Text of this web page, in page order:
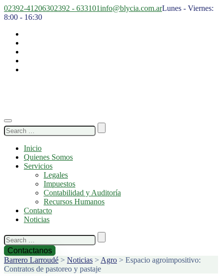
02392-41206302392 - 633101info@blycia.com.arLunes - Viernes:
8:00 - 16:30
Search
for:
Inicio
Quienes Somos
Servicios
Legales
Impuestos
Contabilidad y Auditoría
Recursos Humanos
Contacto
Noticias
Search
for:
Contactanos
Barrero Larroudé > Noticias > Agro > Espacio agroimpositivo:
Contratos de pastoreo y pastaje